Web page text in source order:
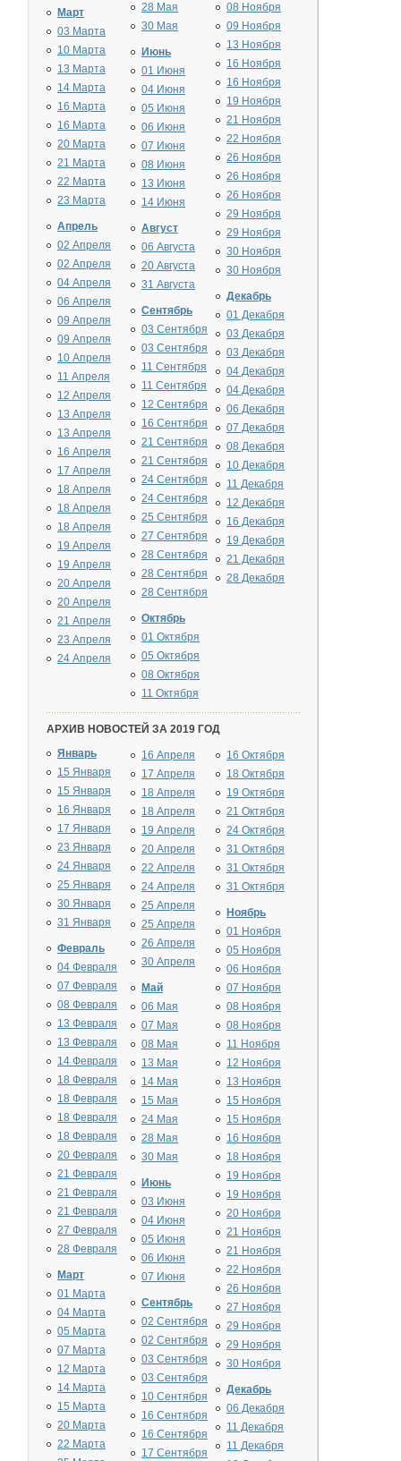
Март
03 Марта
10 Марта
13 Марта
14 Марта
16 Марта
16 Марта
20 Марта
21 Марта
22 Марта
23 Марта
Апрель
02 Апреля
02 Апреля
04 Апреля
06 Апреля
09 Апреля
09 Апреля
10 Апреля
11 Апреля
12 Апреля
13 Апреля
13 Апреля
16 Апреля
17 Апреля
18 Апреля
18 Апреля
18 Апреля
19 Апреля
19 Апреля
20 Апреля
20 Апреля
21 Апреля
23 Апреля
24 Апреля
28 Мая
30 Мая
Июнь
01 Июня
04 Июня
05 Июня
06 Июня
07 Июня
08 Июня
13 Июня
14 Июня
Август
06 Августа
20 Августа
31 Августа
Сентябрь
03 Сентября
03 Сентября
11 Сентября
11 Сентября
12 Сентября
16 Сентября
21 Сентября
21 Сентября
24 Сентября
24 Сентября
25 Сентября
27 Сентября
28 Сентября
28 Сентября
28 Сентября
Октябрь
01 Октября
05 Октября
08 Октября
11 Октября
08 Ноября
09 Ноября
13 Ноября
16 Ноября
16 Ноября
19 Ноября
21 Ноября
22 Ноября
26 Ноября
26 Ноября
26 Ноября
29 Ноября
29 Ноября
30 Ноября
30 Ноября
Декабрь
01 Декабря
03 Декабря
03 Декабря
04 Декабря
04 Декабря
06 Декабря
07 Декабря
08 Декабря
10 Декабря
11 Декабря
12 Декабря
16 Декабря
19 Декабря
21 Декабря
28 Декабря
АРХИВ НОВОСТЕЙ ЗА 2019 ГОД
Январь
15 Января
15 Января
16 Января
17 Января
23 Января
24 Января
25 Января
30 Января
31 Января
Февраль
04 Февраля
07 Февраля
08 Февраля
13 Февраля
13 Февраля
14 Февраля
18 Февраля
18 Февраля
18 Февраля
18 Февраля
20 Февраля
21 Февраля
21 Февраля
21 Февраля
27 Февраля
28 Февраля
Март
01 Марта
04 Марта
05 Марта
07 Марта
12 Марта
14 Марта
15 Марта
20 Марта
22 Марта
16 Апреля
17 Апреля
18 Апреля
18 Апреля
19 Апреля
20 Апреля
22 Апреля
24 Апреля
25 Апреля
25 Апреля
26 Апреля
30 Апреля
Май
06 Мая
07 Мая
08 Мая
13 Мая
14 Мая
15 Мая
24 Мая
28 Мая
30 Мая
Июнь
03 Июня
04 Июня
05 Июня
06 Июня
07 Июня
Сентябрь
02 Сентября
02 Сентября
03 Сентября
03 Сентября
10 Сентября
16 Сентября
16 Сентября
17 Сентября
16 Октября
18 Октября
19 Октября
21 Октября
24 Октября
31 Октября
31 Октября
31 Октября
Ноябрь
01 Ноября
05 Ноября
06 Ноября
07 Ноября
08 Ноября
08 Ноября
11 Ноября
12 Ноября
13 Ноября
15 Ноября
15 Ноября
16 Ноября
18 Ноября
19 Ноября
19 Ноября
20 Ноября
21 Ноября
21 Ноября
22 Ноября
26 Ноября
27 Ноября
29 Ноября
29 Ноября
30 Ноября
Декабрь
06 Декабря
11 Декабря
11 Декабря